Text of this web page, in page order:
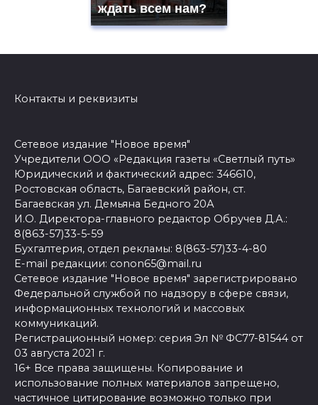
ждать всем нам?
Контакты и реквизиты
Сетевое издание "Новое время"
Учредители ООО «Редакция газеты «Светлый путь»
Юридический и фактический адрес: 346610,
Ростовская область, Багаевский район, ст.
Багаевская ул. Демьяна Бедного 20А
И.О. Директора-главного редактор Обручев Д.А.:
8(863-57)33-5-59
Бухгалтерия, отдел рекламы: 8(863-57)33-4-80
E-mail редакции: conon65@mail.ru
Сетевое издание "Новое время" зарегистрировано
Федеральной службой по надзору в сфере связи,
информационных технологий и массовых
коммуникаций.
Регистрационный номер: серия Эл № ФС77-81544 от
03 августа 2021 г.
16+ Все права защищены. Копирование и
использование полных материалов запрещено,
частичное цитирование возможно только при